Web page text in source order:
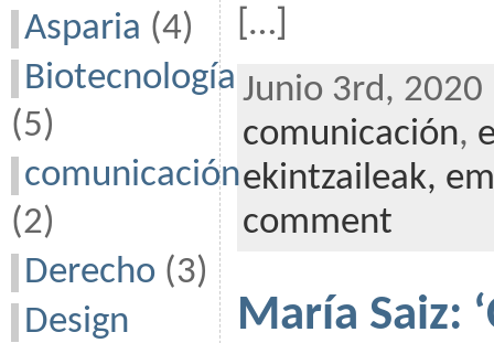
Asparia (4)
Biotecnología
(5)
comunicación
(2)
Derecho (3)
Design
[…]
Junio 3rd,
comunicación,
ekintzaileak,
comment
María Saiz: